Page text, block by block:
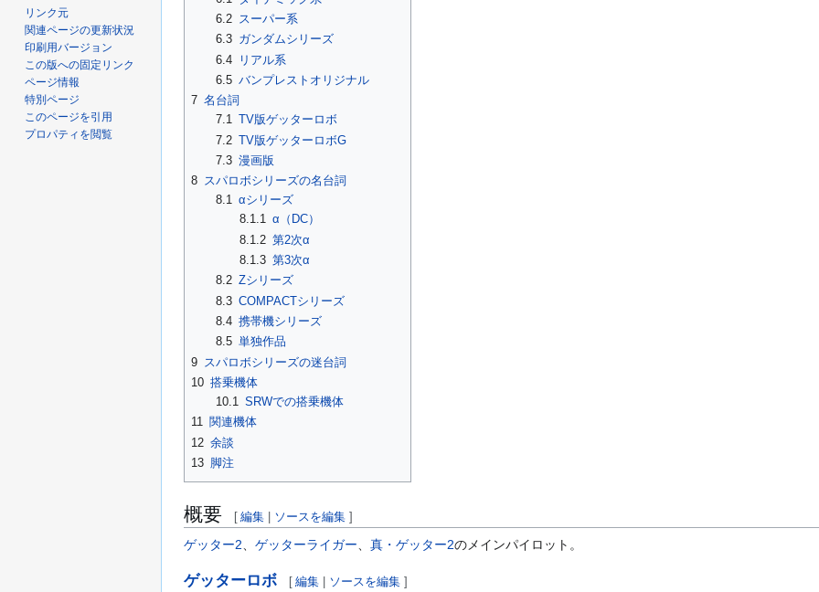
6.2 スーパー系
6.3 ガンダムシリーズ
6.4
リアル系
6.5 バンプレストオリジナル
7 名台詞
7.1 TV版ゲッターロボ
7.2 TV版ゲッターロボG
7.3 漫画版
8 スパロボシリーズの名台詞
8.1 αシリーズ
8.1.1 α（DC）
8.1.2 第2次α
8.1.3 第3次α
8.2 Zシリーズ
8.3 COMPACTシリーズ
8.4 携帯機シリーズ
8.5 単独作品
9 スパロボシリーズの迷台詞
10 搭乗機体
10.1
SRWでの搭乗機体
11 関連機体
12 余談
13 脚注
概要 [ 編集 ソースを編集 ]
ゲッター2、 ゲッターライガー、 真・ゲッター2のメインパイロット。
ゲッターロボ [ 編集 ソースを編集 ]
リンク元
関連ページの更新状況
印刷用バージョン
この版への固定リンク
ページ情報
特別ページ
このページを引用
プロパティを閲覧